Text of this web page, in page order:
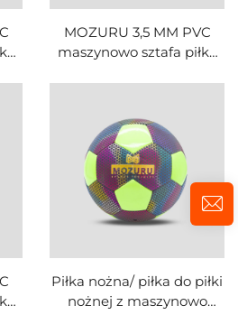
MOZURU 3,5 MM PVC
maszynowo sztafa piłka
Piłka nożna/ piłka do piłki
nożnej z maszynowo